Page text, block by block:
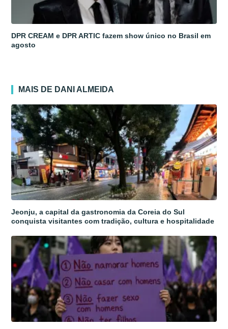
DPR CREAM e DPR ARTIC fazem show único no Brasil em
agosto
MAIS DE DANI ALMEIDA
Jeonju, a capital da gastronomia da Coreia do Sul
conquista visitantes com tradição, cultura e hospitalidade